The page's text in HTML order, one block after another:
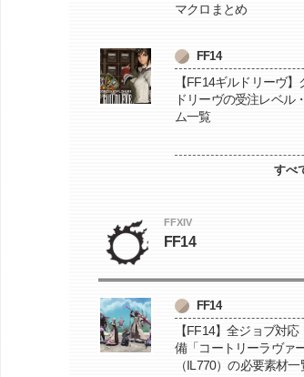
マクロまとめ
FF14
【FF14ギルドリーヴ
ドリーヴの受注レベル
ム一覧
すべ
FFXIV
FF14
FF14
【FF14】全ジョブ対
備「コートリーラヴァ
（IL770）の必要素材一